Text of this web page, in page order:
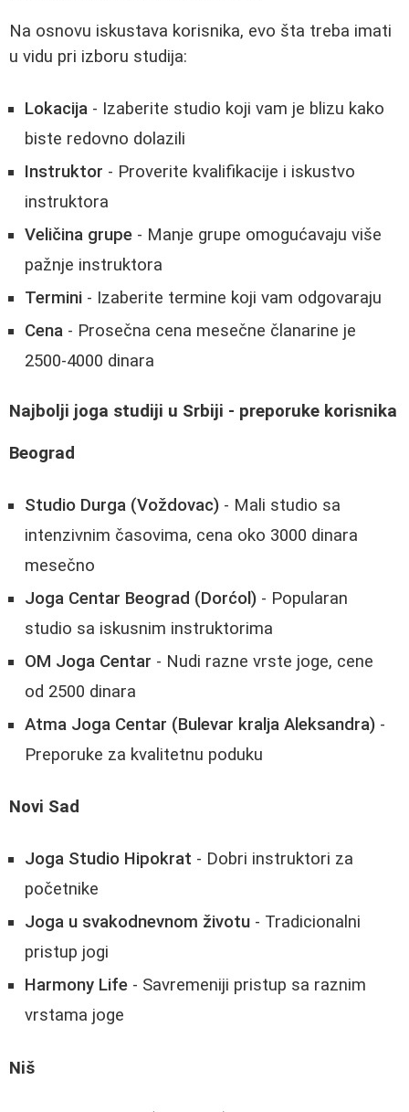
Na osnovu iskustava korisnika, evo šta treba imati
u vidu pri izboru studija:
Lokacija - Izaberite studio koji vam je blizu kako
biste redovno dolazili
Instruktor - Proverite kvalifikacije i iskustvo
instruktora
Veličina grupe - Manje grupe omogućavaju više
pažnje instruktora
Termini - Izaberite termine koji vam odgovaraju
Cena - Prosečna cena mesečne članarine je
2500-4000 dinara
Najbolji joga studiji u Srbiji - preporuke korisnika
Beograd
Studio Durga (Voždovac) - Mali studio sa
intenzivnim časovima, cena oko 3000 dinara
mesečno
Joga Centar Beograd (Dorćol) - Popularan
studio sa iskusnim instruktorima
OM Joga Centar - Nudi razne vrste joge, cene
od 2500 dinara
Atma Joga Centar (Bulevar kralja Aleksandra) -
Preporuke za kvalitetnu poduku
Novi Sad
Joga Studio Hipokrat - Dobri instruktori za
početnike
Joga u svakodnevnom životu - Tradicionalni
pristup jogi
Harmony Life - Savremeniji pristup sa raznim
vrstama joge
Niš